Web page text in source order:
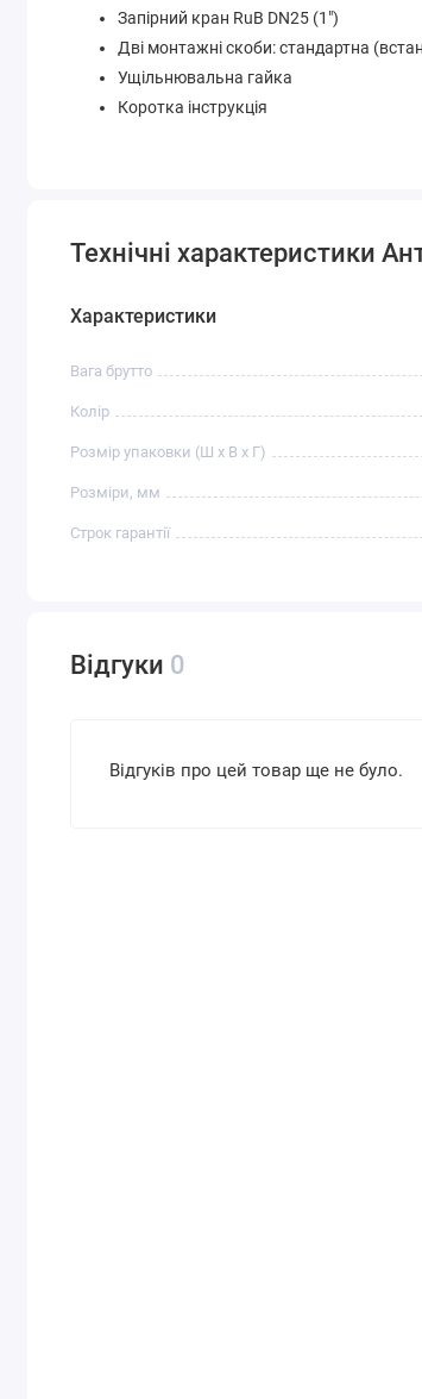
Запірний кран RuB DN25 (1")
Дві монтажні скоби: стандартна
Ущільнювальна гайка
Коротка інструкція
Технічні характеристики
Характеристики
Вага брутто
Колір
Розмір упаковки (Ш х В х Г)
Розміри, мм
Строк гарантії
Відгуки 0
Відгуків про цей товар ще не було.